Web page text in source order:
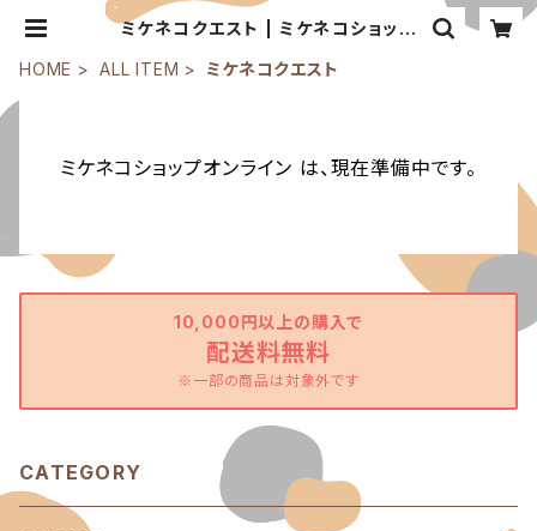
ミケネコクエスト | ミケネコショップ
HOME
ALL ITEM ミケネコクエスト
ミケネコショップオンライン は、現在準備中です。
10,000円以上の購入で
配送料無料
※一部の商品は対象外です
CATEGORY